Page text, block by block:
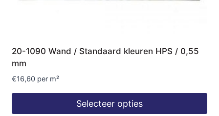
20-1090 Wand / Standaard kleuren HPS / 0,55
mm
€16,60 per m²
Selecteer opties